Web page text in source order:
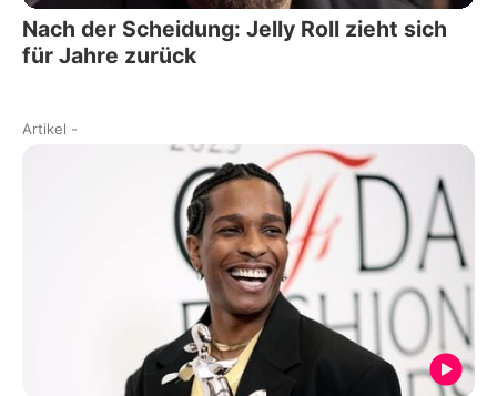
Nach der Scheidung: Jelly Roll zieht sich
für Jahre zurück
Artikel -